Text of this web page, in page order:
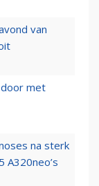
van
door met
na sterk
A320neo’s